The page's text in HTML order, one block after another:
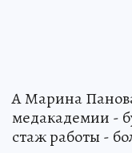
А Марина
медакадемии -
стаж работы -